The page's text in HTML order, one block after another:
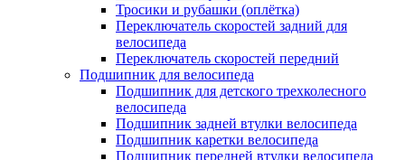
Тросики и рубашки (оплётка)
Переключатель скоростей задний для
велосипеда
Переключатель скоростей передний
Подшипник для велосипеда
Подшипник для детского трехколесного
велосипеда
Подшипник задней втулки велосипеда
Подшипник каретки велосипеда
Подшипник передней втулки велосипеда